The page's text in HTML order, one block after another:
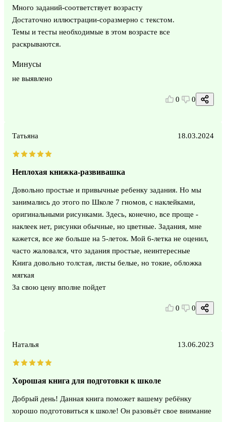
Много заданий-соответствует возрасту
Достаточно иллюстрации-соразмерно с текстом.
Темы и тесты необходимые в этом возрасте все
раскрываются.
Минусы
не выявлено
0 0
Татьяна 18.03.2024
Неплохая книжка-развивашка
Довольно простые и привычные ребенку задания. Но мы
занимались до этого по Школе 7 гномов, с наклейками,
оригинальными рисунками. Здесь, конечно, все проще -
наклеек нет, рисунки обычные, но цветные. Задания, мне
кажется, все же больше на 5-леток. Мой 6-летка не оценил,
часто жаловался, что задания простые, неинтересные
Книга довольно толстая, листы белые, но токие, обложка
мягкая
За свою цену вполне пойдет
0 0
Наталья 13.06.2023
Хорошая книга для подготовки к школе
Добрый день! Данная книга поможет вашему ребёнку
хорошо подготовиться к школе! Он разовьёт свое внимание